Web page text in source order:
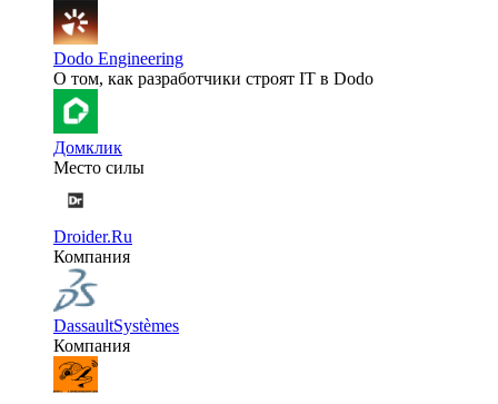
Dodo Engineering
О том, как разработчики строят IT в Dodo
Домклик
Место силы
Droider.Ru
Компания
DassaultSystèmes
Компания